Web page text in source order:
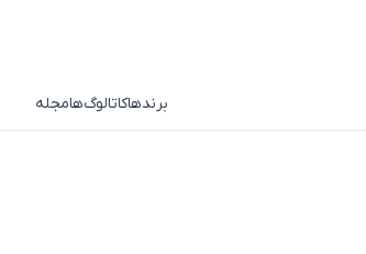
برندهاکاتالوگ‌هامجله